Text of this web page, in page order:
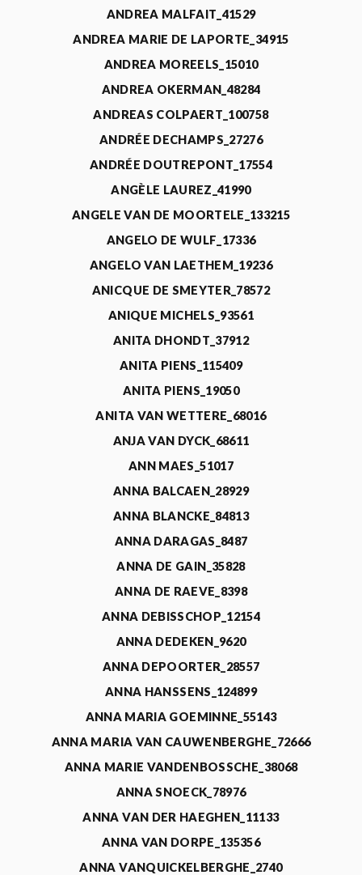
ANDREA MALFAIT_41529
ANDREA MARIE DE LAPORTE_34915
ANDREA MOREELS_15010
ANDREA OKERMAN_48284
ANDREAS COLPAERT_100758
ANDRÉE DECHAMPS_27276
ANDRÉE DOUTREPONT_17554
ANGÈLE LAUREZ_41990
ANGELE VAN DE MOORTELE_133215
ANGELO DE WULF_17336
ANGELO VAN LAETHEM_19236
ANICQUE DE SMEYTER_78572
ANIQUE MICHELS_93561
ANITA DHONDT_37912
ANITA PIENS_115409
ANITA PIENS_19050
ANITA VAN WETTERE_68016
ANJA VAN DYCK_68611
ANN MAES_51017
ANNA BALCAEN_28929
ANNA BLANCKE_84813
ANNA DARAGAS_8487
ANNA DE GAIN_35828
ANNA DE RAEVE_8398
ANNA DEBISSCHOP_12154
ANNA DEDEKEN_9620
ANNA DEPOORTER_28557
ANNA HANSSENS_124899
ANNA MARIA GOEMINNE_55143
ANNA MARIA VAN CAUWENBERGHE_72666
ANNA MARIE VANDENBOSSCHE_38068
ANNA SNOECK_78976
ANNA VAN DER HAEGHEN_11133
ANNA VAN DORPE_135356
ANNA VANQUICKELBERGHE_2740